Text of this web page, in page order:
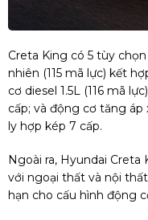
Creta King có 5 tùy
nhiên (115 mã lực) kết
cơ diesel 1.5L (116 mã
cấp; và động cơ tăng áp
ly hợp kép 7 cấp.
Ngoài ra, Hyundai
với ngoại thất và nội
hạn cho cấu hình động